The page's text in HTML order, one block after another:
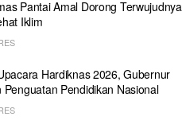
Pantai Amal Dorong Terwujudnya
Iklim
Hardiknas 2026, Gubernur
Penguatan Pendidikan Nasional